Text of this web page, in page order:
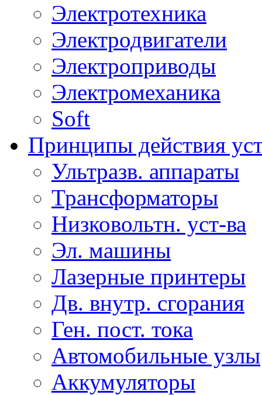
Электротехника
Электродвигатели
Электроприводы
Электромеханика
Soft
Принципы действия
Ультразв. аппараты
Трансформаторы
Низковольтн. уст-ва
Эл. машины
Лазерные принтеры
Дв. внутр. сгорания
Ген. пост. тока
Автомобильные узлы
Аккумуляторы